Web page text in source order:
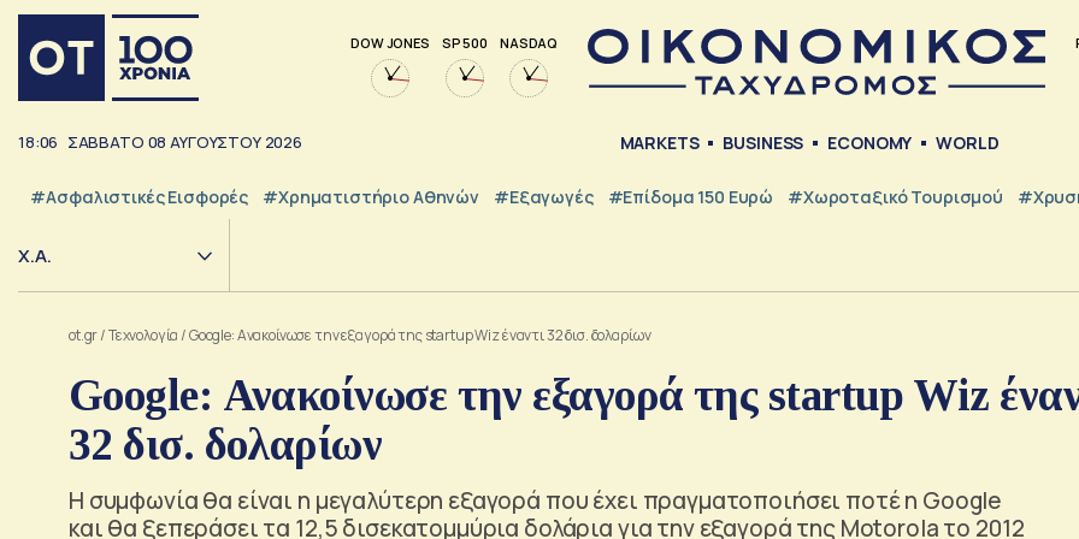
DOW JONES SP 500 NASDAQ
18:06 ΣΑΒΒΑΤΟ 08 ΑΥΓΟΥΣΤΟΥ 2026 MARKETS BUSINESS ECONOMY WORLD
#Ασφαλιστικές Εισφορές #Χρηματιστήριο Αθηνών #εξαγωγές #Επίδομα 150 Ευρώ #Χωροταξικό Τουρισμού
Χ.Α.
ot.gr/Τεχνολογία /Google: Ανακοίνωσε την εξαγορά της startup Wiz έναντι 32 δισ. δολαρίων
Google: Ανακοίνωσε την εξαγορά της startup Wiz
32 δισ. δολαρίων
Η συμφωνία θα είναι η μεγαλύτερη εξαγορά που έχει πραγματοποιήσει ποτέ η Google
και θα ξεπεράσει τα 12,5 δισεκατομμύρια δολάρια για την εξαγορά της Motorola το 2012